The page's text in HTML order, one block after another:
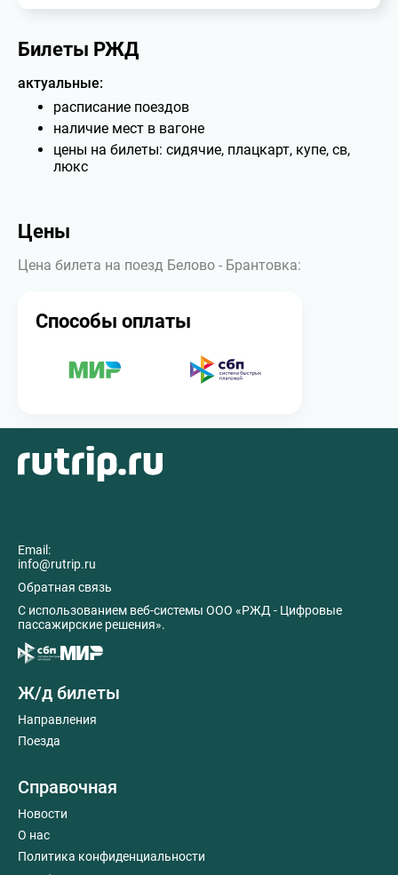
Билеты РЖД
актуальные:
расписание поездов
наличие мест в вагоне
цены на билеты: сидячие, плацкарт, купе, св,
люкс
Цены
Цена билета на поезд Белово - Брантовка:
Способы оплаты
Email:
info@rutrip.ru
Обратная связь
C использованием веб-системы ООО «РЖД - Цифровые
пассажирские решения».
Ж/д билеты
Направления
Поезда
Справочная
Новости
О нас
Политика конфиденциальности